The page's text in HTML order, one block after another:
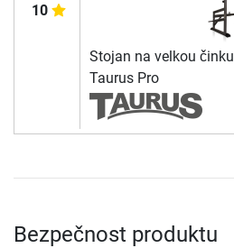
10
Stojan na velkou činku
Taurus Pro
Bezpečnost produktu